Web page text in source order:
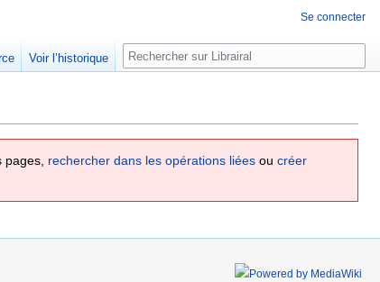
pages, rechercher dans les opérations liées ou créer
Se connecter
Voir l’historique Rechercher